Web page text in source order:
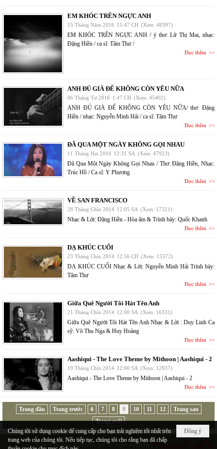
EM KHÓC TRÊN NGỰC ANH
15 Tháng Năm 2016 11:47 CH (Xem: 48397)
EM KHÓC TRÊN NGỰC ANH / ý thơ: Lữ Thị Mai, nhạc:
Đặng Hiền / ca sĩ: Tâm Thư /
Đọc thêm
ANH ĐỦ GIÀ ĐỂ KHÔNG CÒN YÊU NỮA
06 Tháng Tư 2016 1:47 CH (Xem: 45402)
ANH ĐỦ GIÀ ĐỂ KHÔNG CÒN YÊU NỮA/ thơ: Đặng
Hiền / nhạc: Nguyễn Minh Hải / ca sĩ: Tâm Thư
Đọc thêm
ĐÃ QUA MỘT NGÀY KHÔNG GỌI NHAU
11 Tháng Hai 2016 12:31 SA (Xem: 47923)
Đã Qua Một Ngày Không Gọi Nhau / Thơ: Đặng Hiền, Nhạc:
Trúc Hồ / Ca sĩ: Y Phương
Đọc thêm
VỀ SAN FRANCISCO
28 Tháng Chín 2014 12:05 SA (Xem: 17321)
Nhạc & Lời: Đặng Hiền - Hòa âm & Trình bày: Quốc Khanh
Đọc thêm
DẠ KHÚC CUỐI
23 Tháng Chín 2014 12:56 CH (Xem: 15572)
DẠ KHÚC CUỐI Nhạc & Lời: Nguyễn Minh Hải Trình bày:
Tâm Thư
Đọc thêm
Giữa Quê Người Tôi Hát Tên Anh
21 Tháng Chín 2014 12:00 SA (Xem: 16331)
Giữa Quê Người Tôi Hát Tên Anh Nhạc & Lời : Duy Linh Ca
sỹ: Võ Thu Nga & Huy Hoàng
Đọc thêm
Aashiqui - The Love Theme by Mithoon | Aashiqui - 2
19 Tháng Chín 2014 12:00 SA (Xem: 12837)
Aashiqui - The Love Theme by Mithoon | Aashiqui - 2
Đọc thêm
Trang đầu Trang trước 6 7 8 9 10 11 12
Trang sau
Trang cuối
Copyright © 2026 hopluu.net All rights reserved
Đồng ý
Chúng tôi sử dụng cookie để cung cấp cho bạn trải nghiệm tốt nhất trên
trang web của chúng tôi. Nếu tiếp tục, chúng tôi cho rằng bạn đã chấp